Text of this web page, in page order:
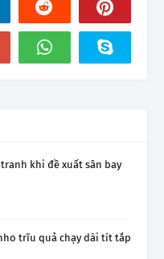
khi đề xuất sân bay
trĩu quả chạy dài tít tắp